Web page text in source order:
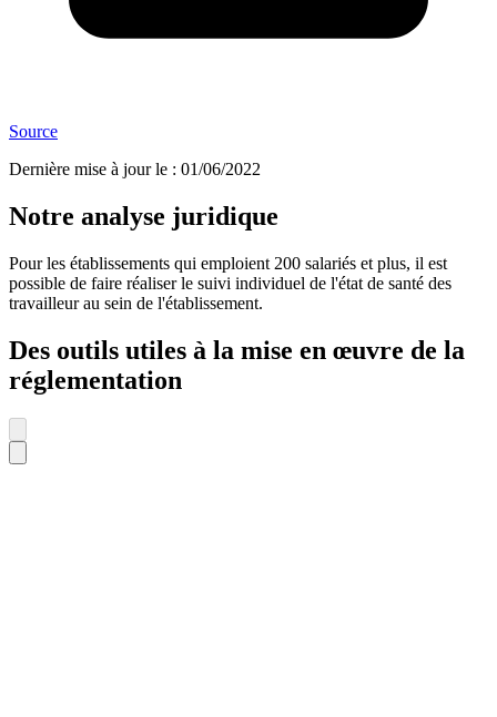
Source
Dernière mise à jour le : 01/06/2022
Notre analyse juridique
Pour les établissements qui emploient 200 salariés et plus, il est
possible de faire réaliser le suivi individuel de l'état de santé des
travailleur au sein de l'établissement.
Des outils utiles à la mise en œuvre de la
réglementation